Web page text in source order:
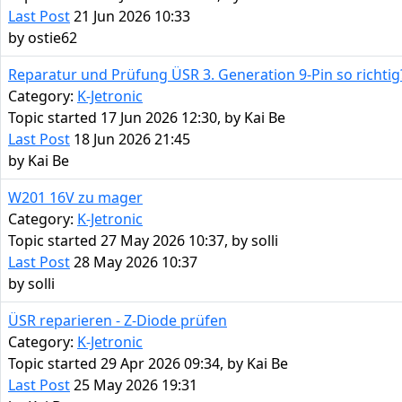
Last Post21 Jun 2026 10:33
byostie62
Reparatur und Prüfung ÜSR 3. Generation 9-Pin so
Category: K-Jetronic
Topic started 17 Jun 2026 12:30, by Kai Be
Last Post 18 Jun 2026 21:45
by Kai Be
W201 16V zu mager
Category: K-Jetronic
Topic started 27 May 2026 10:37, bysolli
Last Post28 May 2026 10:37
bysolli
ÜSR reparieren - Z-Diode prüfen
Category: K-Jetronic
Topic started 29 Apr 2026 09:34, by Kai Be
Last Post25 May 2026 19:31